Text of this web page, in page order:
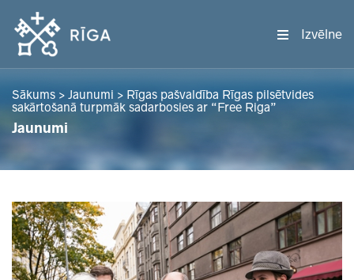
Izvēlne
Sākums > Jaunumi > Rīgas pašvaldība Rīgas pilsētvides
sakārtošanā turpmāk sadarbosies ar “Free Riga”
Jaunumi